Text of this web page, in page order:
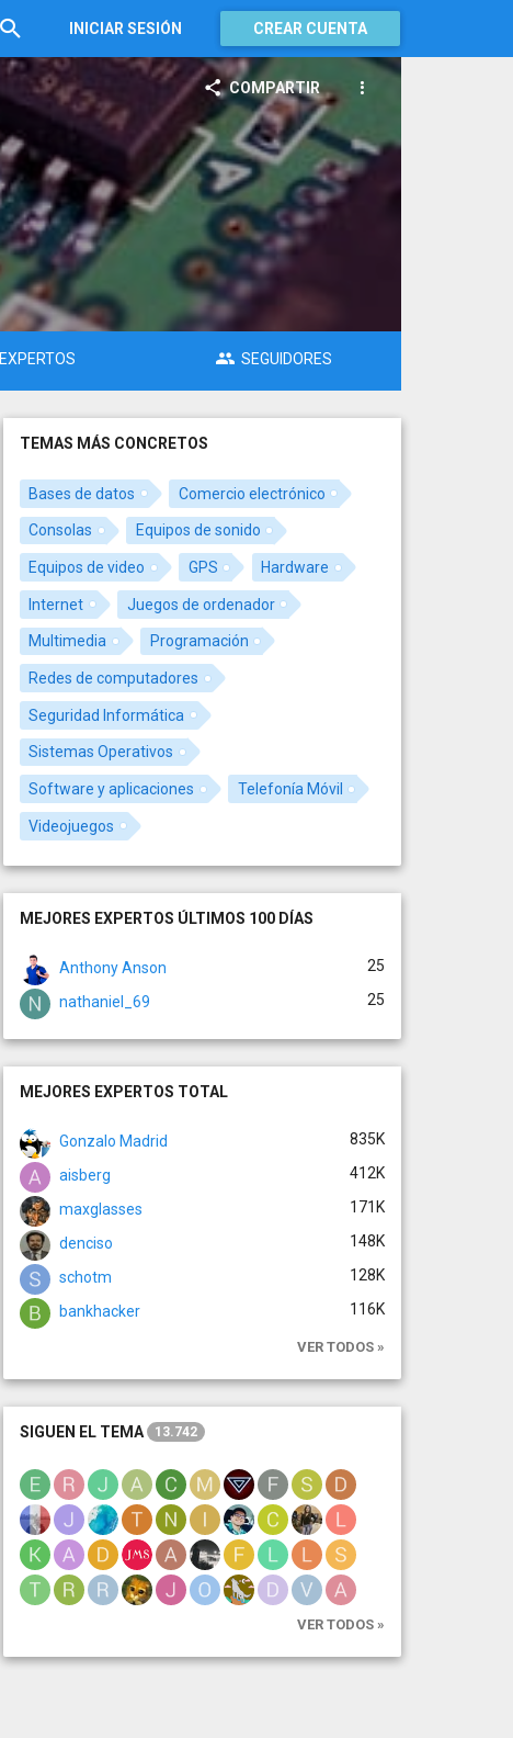
INICIAR SESIÓN CREAR CUENTA
COMPARTIR
EXPERTOS SEGUIDORES
TEMAS MÁS CONCRETOS
Bases de datos Comercio electrónico
Consolas Equipos de sonido
Equipos de video GPS Hardware
Internet Juegos de ordenador
Multimedia Programación
Redes de computadores
Seguridad Informática
Sistemas Operativos
Software y aplicaciones Telefonía Móvil
Videojuegos
MEJORES EXPERTOS ÚLTIMOS 100 DÍAS
Anthony Anson 25
nathaniel_69 25
MEJORES EXPERTOS TOTAL
Gonzalo Madrid 835K
aisberg 412K
maxglasses 171K
denciso 148K
schotm 128K
bankhacker 116K
VER TODOS »
SIGUEN EL TEMA 13.742
VER TODOS »